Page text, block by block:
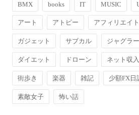
BMX books IT MUSIC
アート アトピー アフィリエイト
ガジェット サブカル ジャグラー
ダイエット ドローン ネット収入
街歩き 楽器 雑記 少額FX日
素敵女子 怖い話